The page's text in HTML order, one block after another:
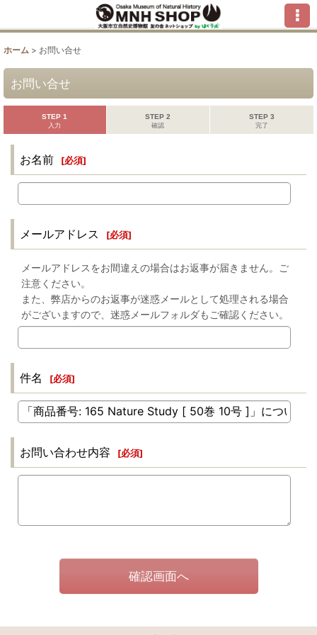
ホーム > お問い合せ
お問い合せ
STEP 1
入力
STEP 2
確認
STEP 3
完了
お名前 [必須]
メールアドレス [必須]
メールアドレスをお間違えの場合はお返事が届きません。ご
注意ください。
また、弊店からのお返事が迷惑メールとして処理される場合
がございますので、迷惑メールフォルダもご確認ください。
件名 [必須]
お問い合わせ内容 [必須]
確認画面へ